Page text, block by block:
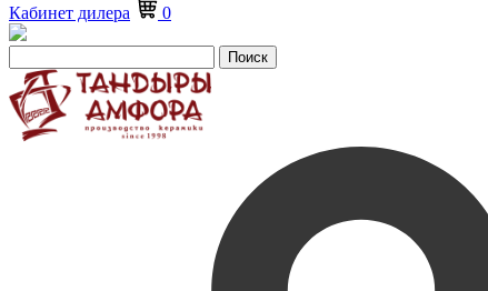
Кабинет дилера 0
Поиск